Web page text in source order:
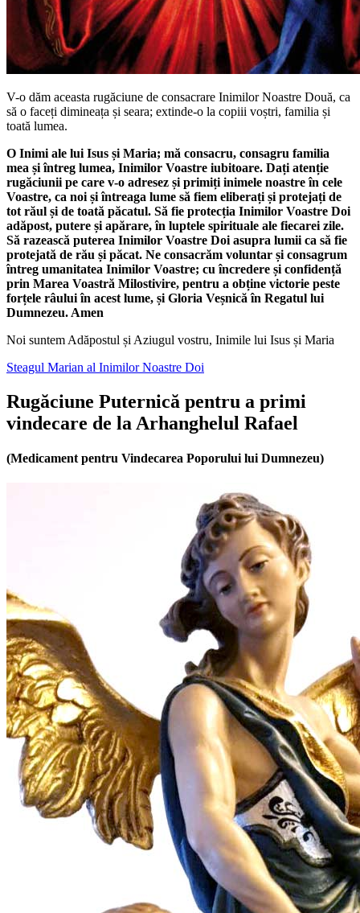
V-o dăm aceasta rugăciune de consacrare Inimilor Noastre Două, ca
să o faceți dimineața și seara; extinde-o la copiii voștri, familia și
toată lumea.
O Inimi ale lui Isus și Maria; mă consacru, consagru familia
mea și întreg lumea, Inimilor Voastre iubitoare. Dați atenție
rugăciunii pe care v-o adresez și primiți inimele noastre în cele
Voastre, ca noi și întreaga lume să fiem eliberați și protejați de
tot răul și de toată păcatul. Să fie protecția Inimilor Voastre Doi
adăpost, putere și apărare, în luptele spirituale ale fiecarei zile.
Să razească puterea Inimilor Voastre Doi asupra lumii ca să fie
protejată de rău și păcat. Ne consacrăm voluntar și consagrum
întreg umanitatea Inimilor Voastre; cu încredere și confidență
prin Marea Voastră Milostivire, pentru a obține victorie peste
forțele râului în acest lume, și Gloria Veșnică în Regatul lui
Dumnezeu. Amen
Noi suntem Adăpostul și Aziugul vostru, Inimile lui Isus și Maria
Steagul Marian al Inimilor Noastre Doi
Rugăciune Puternică pentru a primi
vindecare de la Arhanghelul Rafael
(Medicament pentru Vindecarea Poporului lui Dumnezeu)